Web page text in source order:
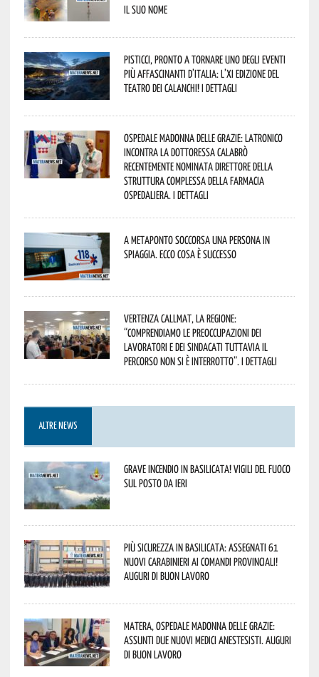
il suo nome
Pisticci, pronto a tornare uno degli eventi
più affascinanti d’Italia: l’XI edizione del
Teatro dei Calanchi! I dettagli
Ospedale Madonna delle Grazie: Latronico
incontra la dottoressa Calabrò
recentemente nominata Direttore della
Struttura Complessa della Farmacia
Ospedaliera. I dettagli
A Metaponto soccorsa una persona in
spiaggia. Ecco cosa è successo
Vertenza CallMat, la Regione:
“comprendiamo le preoccupazioni dei
lavoratori e dei sindacati tuttavia il
percorso non si è interrotto”. I dettagli
ALTRE NEWS
Grave incendio in Basilicata! Vigili del fuoco
sul posto da ieri
Più sicurezza in Basilicata: assegnati 61
nuovi Carabinieri ai Comandi provinciali!
Auguri di buon lavoro
Matera, Ospedale Madonna delle Grazie:
assunti due nuovi medici anestesisti. Auguri
di buon lavoro